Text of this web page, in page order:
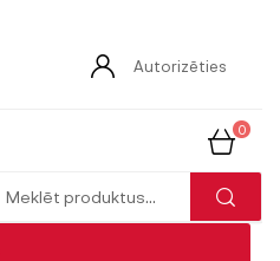
Autorizēties
0